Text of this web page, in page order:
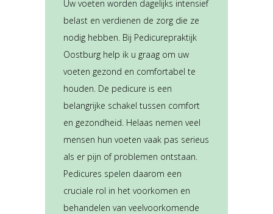
Uw voeten worden dagelijks intensief
belast en verdienen de zorg die ze
nodig hebben. Bij Pedicurepraktijk
Oostburg help ik u graag om uw
voeten gezond en comfortabel te
houden. De pedicure is een
belangrijke schakel tussen comfort
en gezondheid. Helaas nemen veel
mensen hun voeten vaak pas serieus
als er pijn of problemen ontstaan.
Pedicures spelen daarom een
cruciale rol in het voorkomen en
behandelen van veelvoorkomende